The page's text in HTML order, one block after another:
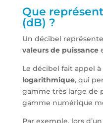
Que
(dB) ?
Un décibel
valeurs de puissance
Le décibel fait appel à
logarithmique, qui
gamme très large de
gamme numérique
Par exemple, lors